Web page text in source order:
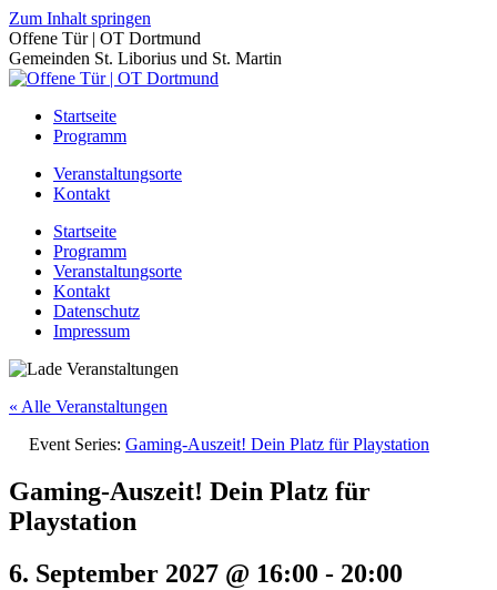
Zum Inhalt springen
Offene Tür | OT Dortmund
Gemeinden St. Liborius und St. Martin
Startseite
Programm
Veranstaltungsorte
Kontakt
Startseite
Programm
Veranstaltungsorte
Kontakt
Datenschutz
Impressum
« Alle Veranstaltungen
Event Series: Gaming-Auszeit! Dein Platz für Playstation
Gaming-Auszeit! Dein Platz für
Playstation
6. September 2027 @ 16:00 - 20:00